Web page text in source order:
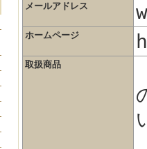
メールアドレス
ホームページ
取扱商品